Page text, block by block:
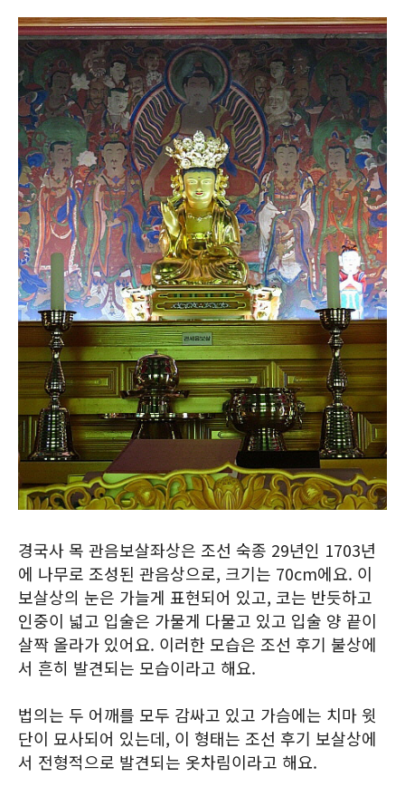
경국사 목 관음보살좌상은 조선 숙종 29년인 1703년
에 나무로 조성된 관음상으로, 크기는 70cm에요. 이
보살상의 눈은 가늘게 표현되어 있고, 코는 반듯하고
인중이 넓고 입술은 가물게 다물고 있고 입술 양 끝이
살짝 올라가 있어요. 이러한 모습은 조선 후기 불상에
서 흔히 발견되는 모습이라고 해요.
법의는 두 어깨를 모두 감싸고 있고 가슴에는 치마 윗
단이 묘사되어 있는데, 이 형태는 조선 후기 보살상에
서 전형적으로 발견되는 옷차림이라고 해요.